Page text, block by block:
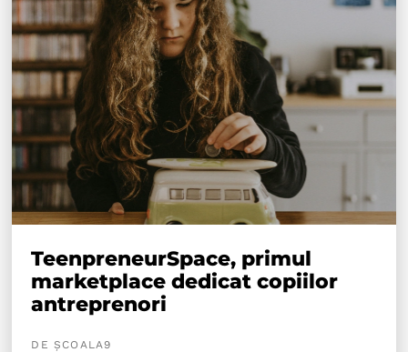
TeenpreneurSpace, primul
marketplace dedicat copiilor
antreprenori
DE ȘCOALA9